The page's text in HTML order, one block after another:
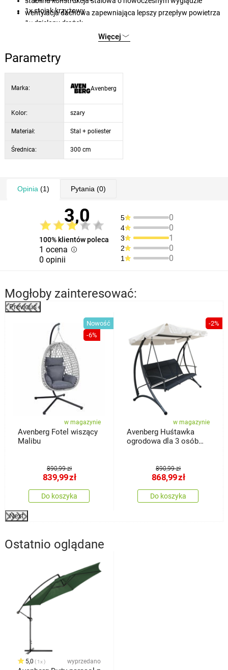
wentylacja dachowa zapewniająca lepszy przepływ powietrza
1× stojak krzyżowy
1× dzielony drążek
Więcej
Parametry
Marka: Avenberg
Kolor: szary
Materiał: Stal + poliester
Średnica: 300 cm
Opinia (1) Pytania (0)
3,0
100% klientów poleca
1 ocena
0 opinii
5 0
4 0
3 1
2 0
1 0
Mogłoby zainteresować:
Previous
Nowość
-6%
w magazynie
Avenberg Fotel wiszący
Malibu
890,99 zł
839,99zł
Do koszyka
-2%
w magazynie
Avenberg Huśtawka
ogrodowa dla 3 osób
890,99 zł
868,99zł
Do koszyka
Next
Ostatnio oglądane
5,0 1x wyprzedano